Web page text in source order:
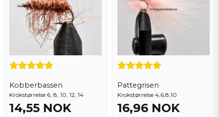
Kobberbassen
Krokstørrelse 6, 8, 10, 12, 14
14,55 NOK
Pattegrisen
Krokstørrelse 4,6,8,10
16,96 NOK